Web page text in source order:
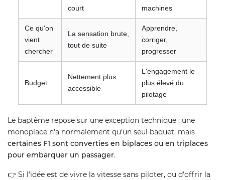
court
machines
Ce qu'on
vient
chercher
La sensation brute,
tout de suite
Apprendre,
corriger,
progresser
Budget
Nettement plus
accessible
L'engagement le
plus élevé du
pilotage
Le baptême repose sur une exception technique : une
monoplace n'a normalement qu'un seul baquet, mais
certaines F1 sont converties en biplaces ou en triplaces
pour embarquer un passager.
👉 Si l'idée est de vivre la vitesse sans piloter, ou d'offrir la